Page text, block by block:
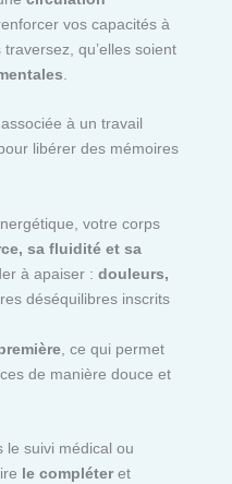
vos capacités à
qu’elles soient
à un travail
libérer des mémoires
votre corps
sa fluidité et sa
à apaiser : douleurs,
déséquilibres inscrits
, ce qui permet
de manière douce et
le suivi médical ou
le compléteret